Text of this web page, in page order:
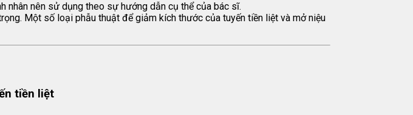
nhân nên sử dụng theo sự hướng dẫn cụ thể của bác sĩ.
Một số loại phẫu thuật để giảm kích thước của tuyến tiền liệt và mở niệu
tiền liệt